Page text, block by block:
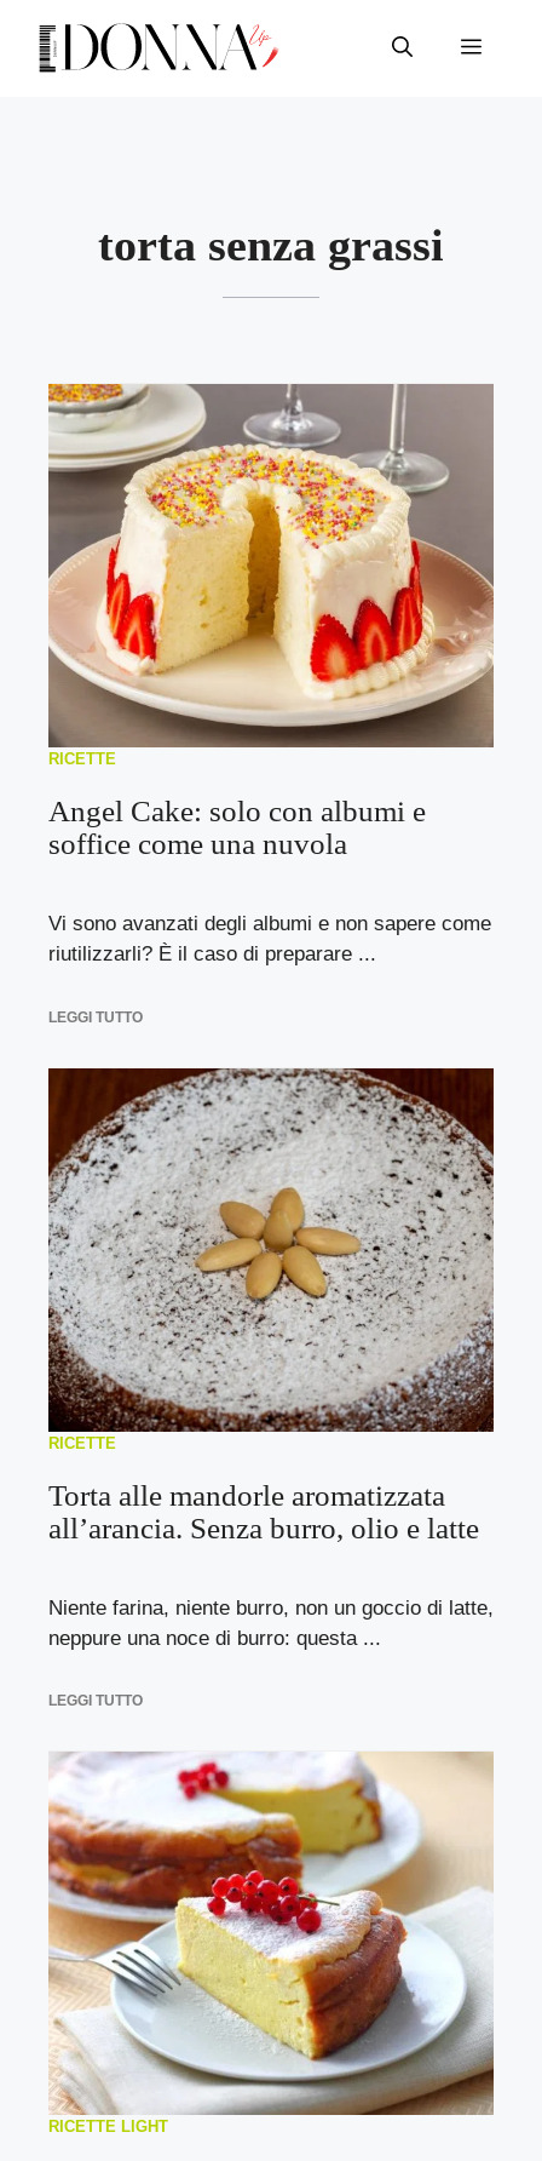
contenuto
Menu
torta senza grassi
RICETTE
Angel Cake: solo con albumi e
soffice come una nuvola
Vi sono avanzati degli albumi e non sapere come
riutilizzarli? È il caso di preparare ...
LEGGI TUTTO
RICETTE
Torta alle mandorle aromatizzata
all’arancia. Senza burro, olio e latte
Niente farina, niente burro, non un goccio di latte,
neppure una noce di burro: questa ...
LEGGI TUTTO
RICETTE LIGHT